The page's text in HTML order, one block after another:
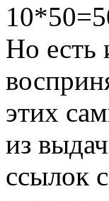
Но есть
этих
из
ссылок